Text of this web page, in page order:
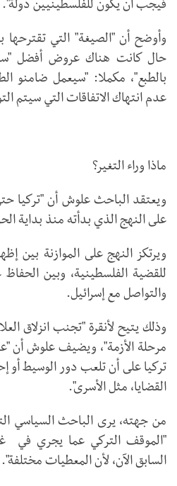
فيجب أن يكون للفلسطينيين دولة".
وأوضح أن "الصيغة" التي تقترحها
حال كانت هناك عروض أفضل
بالطبع"، مكملا: "سيعمل ضامنو
عدم انتهاك الاتفاقات التي سيتم
ماذا وراء التغير؟
ويعتقد الباحث علوش أن "تركيا
على النهج الذي بدأته منذ بداية
ويرتكز النهج على الموازنة بين
للقضية الفلسطينية، وبين
والتواصل مع إسرائيل.
وذلك يتيح لأنقرة "تجنب انزلاق
مرحلة الأزمة"، ويضيف علوش أن
تركيا على أن تلعب دور الوسيط
القضايا، مثل الأسرى".
من جهته، يرى الباحث السياسي
"الموقف التركي عما يجري
السابق الآن، لأن المعطيات مختلفة".